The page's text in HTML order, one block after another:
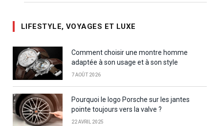
LIFESTYLE, VOYAGES ET LUXE
Comment choisir une montre homme
adaptée à son usage et à son style
7 AOÛT 2026
Pourquoi le logo Porsche sur les jantes
pointe toujours vers la valve ?
22 AVRIL 2025